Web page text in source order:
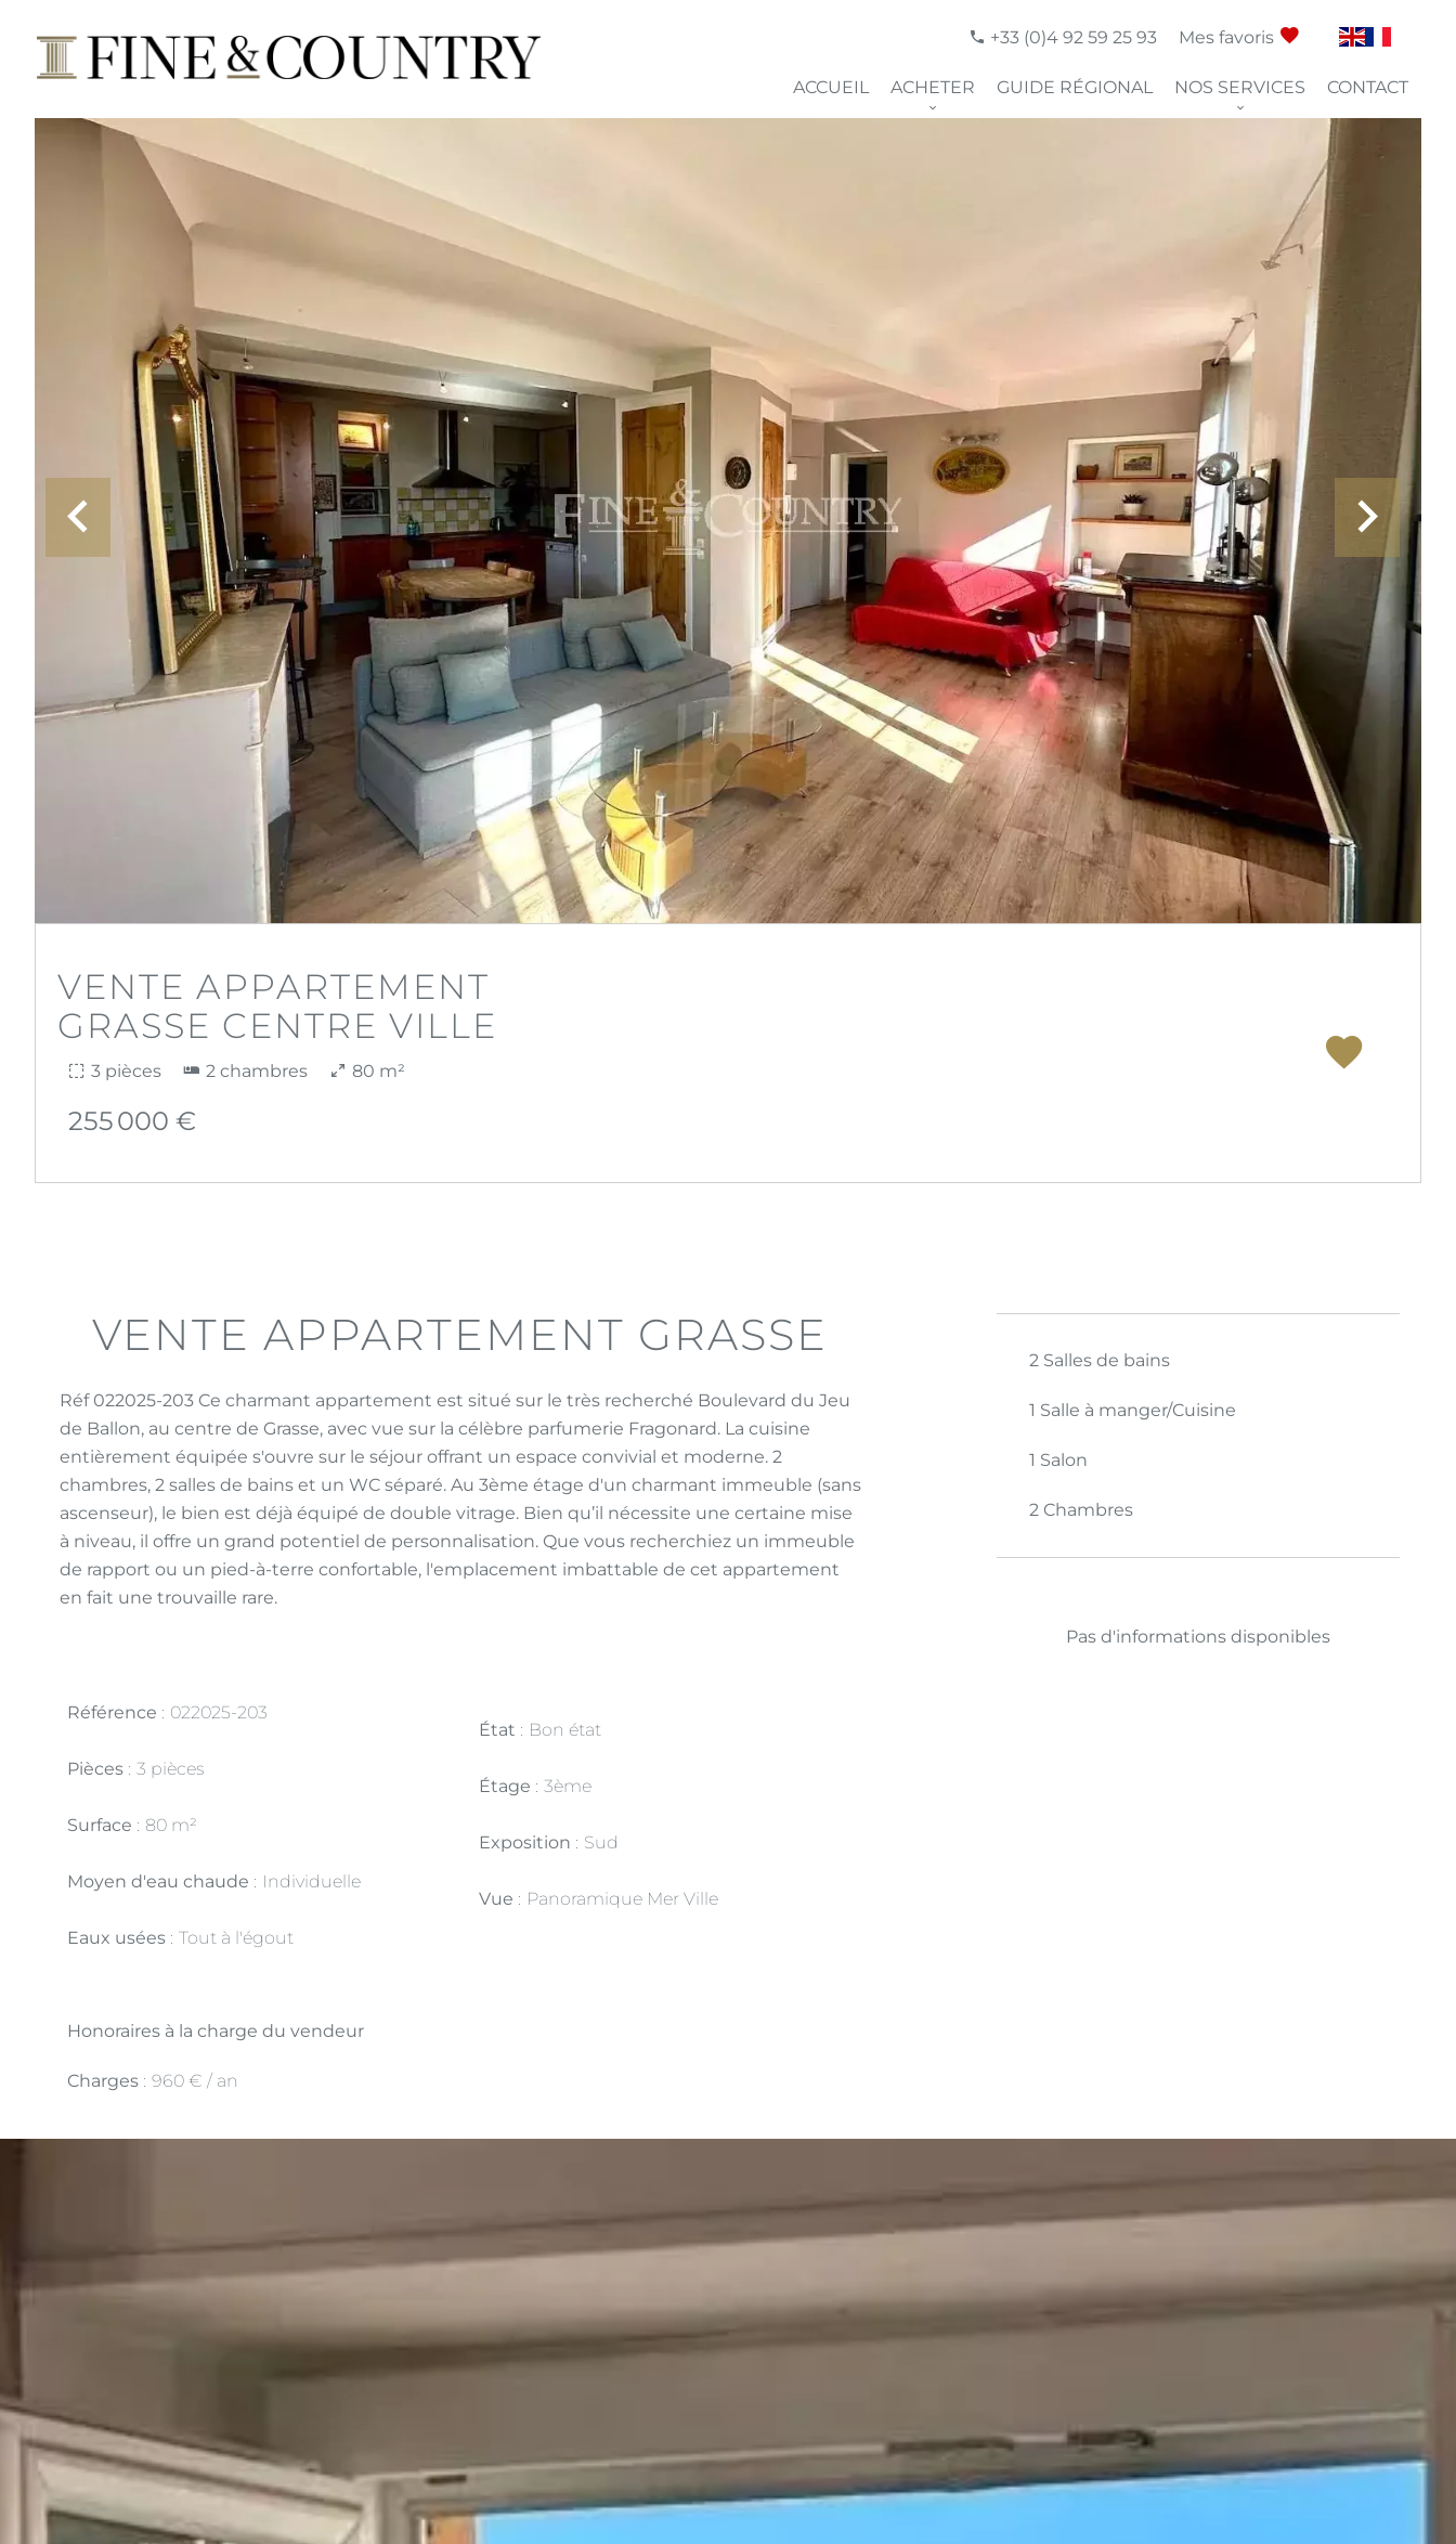
+33 (0)4 92 59 25 93 Mes favoris
ACCUEIL ACHETER GUIDE RÉGIONAL NOS SERVICES CONTACT
VENTE APPARTEMENT
GRASSE CENTRE VILLE
3 pièces 2 chambres 80 m²
255 000 €
VENTE APPARTEMENT GRASSE
Réf 022025-203 Ce charmant appartement est situé sur le très recherché Boulevard du Jeu
de Ballon, au centre de Grasse, avec vue sur la célèbre parfumerie Fragonard. La cuisine
entièrement équipée s'ouvre sur le séjour offrant un espace convivial et moderne. 2
chambres, 2 salles de bains et un WC séparé. Au 3ème étage d'un charmant immeuble (sans
ascenseur), le bien est déjà équipé de double vitrage. Bien qu’il nécessite une certaine mise
à niveau, il offre un grand potentiel de personnalisation. Que vous recherchiez un immeuble
de rapport ou un pied-à-terre confortable, l'emplacement imbattable de cet appartement
en fait une trouvaille rare.
Référence 022025-203
Pièces 3 pièces
Surface 80 m²
Moyen d'eau chaude Individuelle
Eaux usées Tout à l'égout
État Bon état
Étage 3ème
Exposition Sud
Vue Panoramique Mer Ville
Honoraires à la charge du vendeur
Charges 960 € / an
2 Salles de bains
1 Salle à manger/Cuisine
1 Salon
2 Chambres
Pas d'informations disponibles